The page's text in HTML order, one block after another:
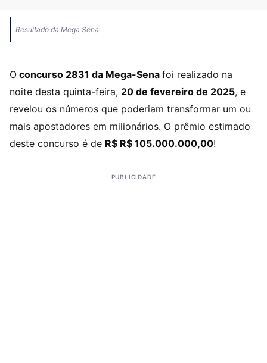
Resultado da Mega Sena
O concurso 2831 da Mega-Sena foi realizado na
noite desta quinta-feira, 20 de fevereiro de 2025, e
revelou os números que poderiam transformar um ou
mais apostadores em milionários. O prêmio estimado
deste concurso é de R$ R$ 105.000.000,00!
PUBLICIDADE